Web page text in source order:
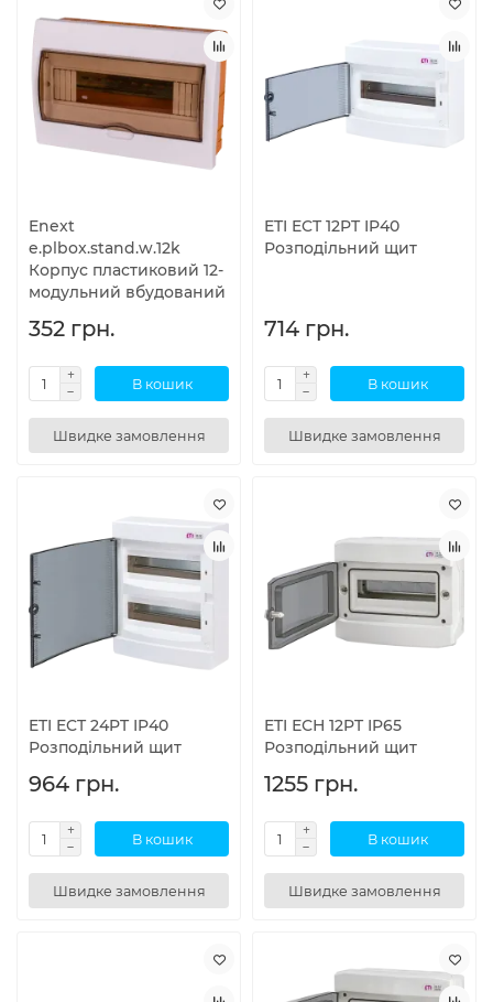
Enext
e.plbox.stand.w.12k
Корпус пластиковий 12-
модульний вбудований
352 грн.
В кошик
Швидке замовлення
ETI ECT 12PT IP40
Розподільний щит
714 грн.
В кошик
Швидке замовлення
ETI ECT 24PT IP40
Розподільний щит
964 грн.
В кошик
Швидке замовлення
ETI ЕСН 12PT IP65
Розподільний щит
1255 грн.
В кошик
Швидке замовлення